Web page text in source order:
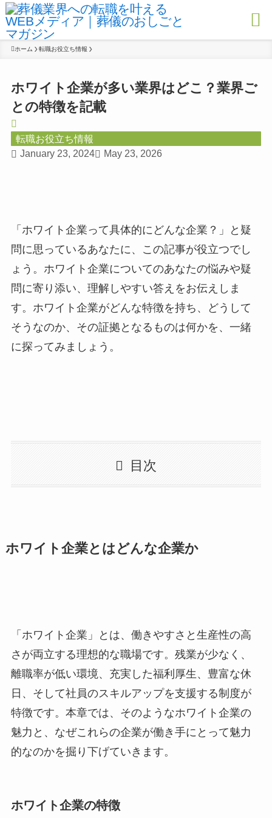
ホーム 転職お役立ち情報
ホワイト企業が多い業界はどこ？業界ご
との特徴を記載
転職お役立ち情報
January 23, 2024
May 23, 2026
「ホワイト企業って具体的にどんな企業？」と疑
問に思っているあなたに、この記事が役立つでし
ょう。ホワイト企業についてのあなたの悩みや疑
問に寄り添い、理解しやすい答えをお伝えしま
す。ホワイト企業がどんな特徴を持ち、どうして
そうなのか、その証拠となるものは何かを、一緒
に探ってみましょう。
目次
ホワイト企業とはどんな企業か
「ホワイト企業」とは、働きやすさと生産性の高
さが両立する理想的な職場です。残業が少なく、
離職率が低い環境、充実した福利厚生、豊富な休
日、そして社員のスキルアップを支援する制度が
特徴です。本章では、そのようなホワイト企業の
魅力と、なぜこれらの企業が働き手にとって魅力
的なのかを掘り下げていきます。
ホワイト企業の特徴